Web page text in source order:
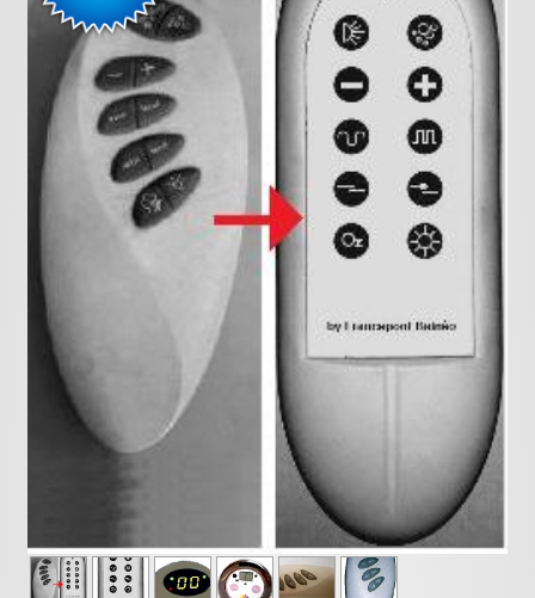
Kits baignoires
Pour l'entretien
Pour le bain
Prestations Atelier
Les bonnes affaires
Composants électroniques
F.A.Q (Foire aux questions)
Contact